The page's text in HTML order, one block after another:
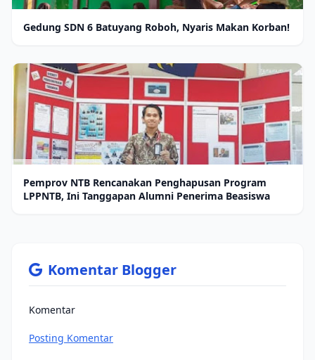
Gedung SDN 6 Batuyang Roboh, Nyaris Makan Korban!
Pemprov NTB Rencanakan Penghapusan Program
LPPNTB, Ini Tanggapan Alumni Penerima Beasiswa
Komentar Blogger
Komentar
Posting Komentar